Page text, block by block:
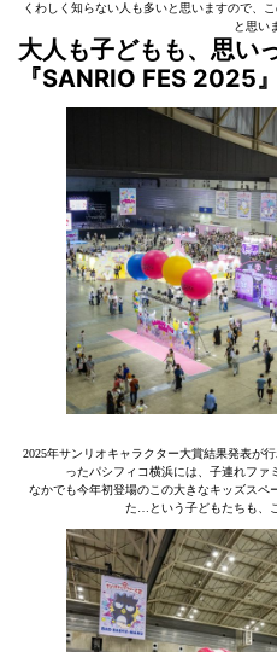
くわしく知らない人も多いと思いますので、
と思い
大人も子どもも、思い
『SANRIO FES 2025』
2025年サンリオキャラクター大賞結果発表が
ったパシフィコ横浜には、子連れファ
なかでも今年初登場のこの大きなキッズスペ
た…という子どもたちも、